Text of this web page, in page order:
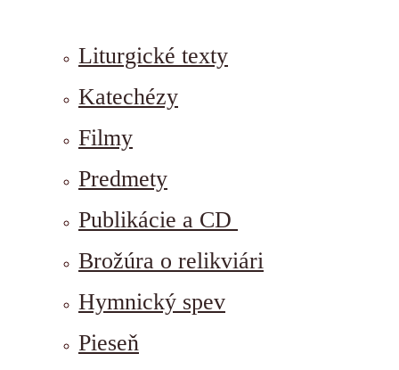
Liturgické texty
Katechézy
Filmy
Predmety
Publikácie a CD
Brožúra o relikviári
Hymnický spev
Pieseň